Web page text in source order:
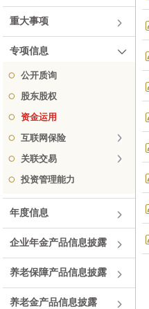
重大事项
专项信息
公开质询
股东股权
资金运用
互联网保险
关联交易
投资管理能力
年度信息
企业年金产品信息披露
养老保障产品信息披露
养老金产品信息披露